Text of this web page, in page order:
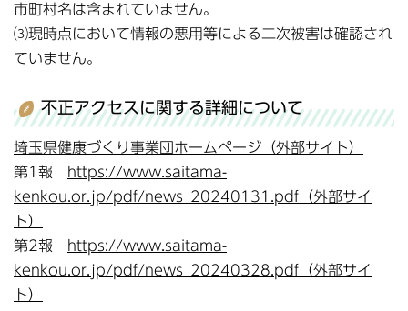
市町村名は含まれていません。
⑶現時点において情報の悪用等による二次被害は確認され
ていません。
不正アクセスに関する詳細について
埼玉県健康づくり事業団ホームページ（外部サイト）
第1報
https://www.saitama-
kenkou.or.jp/pdf/news_20240131.pdf（外部サイ
ト）
第2報
https://www.saitama-
kenkou.or.jp/pdf/news_20240328.pdf（外部サイ
ト）